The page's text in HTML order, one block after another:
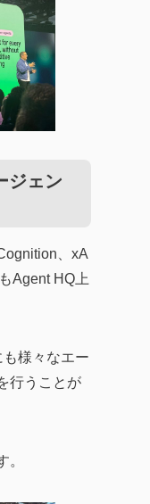
ジェン
、xA
Agent HQ上
様々なエー
行うことが